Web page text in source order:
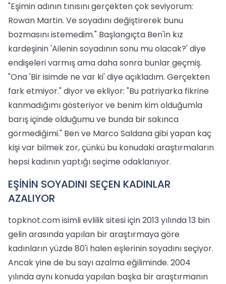
"Eşimin adının tınısını gerçekten çok seviyorum:
Rowan Martin. Ve soyadını değiştirerek bunu
bozmasını istemedim." Başlangıçta Ben'in kız
kardeşinin 'Ailenin soyadının sonu mu olacak?' diye
endişeleri varmış ama daha sonra bunlar geçmiş.
"Ona 'Bir isimde ne var ki' diye açıkladım. Gerçekten
fark etmiyor." diyor ve ekliyor: "Bu patriyarka fikrine
kanmadığımı gösteriyor ve benim kim olduğumla
barış içinde olduğumu ve bunda bir sakınca
görmediğimi." Ben ve Marco Saldana gibi yapan kaç
kişi var bilmek zor, çünkü bu konudaki araştırmaların
hepsi kadının yaptığı seçime odaklanıyor.
EŞİNİN SOYADINI SEÇEN KADINLAR
AZALIYOR
topknot.com isimli evlilik sitesi için 2013 yılında 13 bin
gelin arasında yapılan bir araştırmaya göre
kadınların yüzde 80'i halen eşlerinin soyadını seçiyor.
Ancak yine de bu sayı azalma eğiliminde. 2004
yılında aynı konuda yapılan başka bir araştırmanın